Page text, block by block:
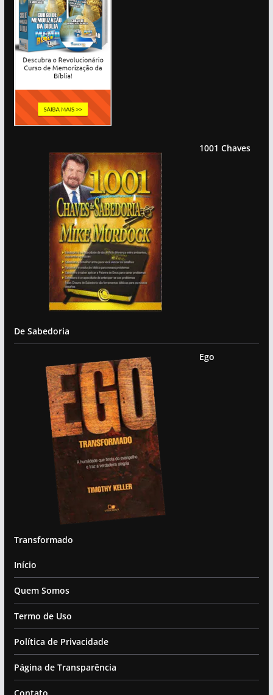
1001 Chaves
De Sabedoria
Ego
Transformado
Início
Quem Somos
Termo de Uso
Política de Privacidade
Página de Transparência